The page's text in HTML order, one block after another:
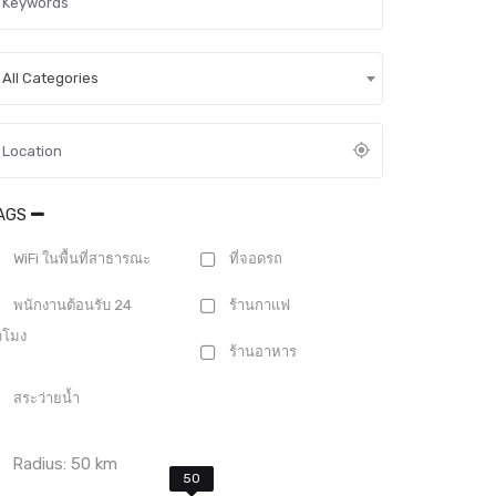
All Categories
WiFi ในพื้นที่สาธารณะ ที่จอดรถ
พนักงานต้อนรับ 24
มง
ร้านกาแฟ
ร้านอาหาร
สระว่ายน้ำ
Radius:50 km